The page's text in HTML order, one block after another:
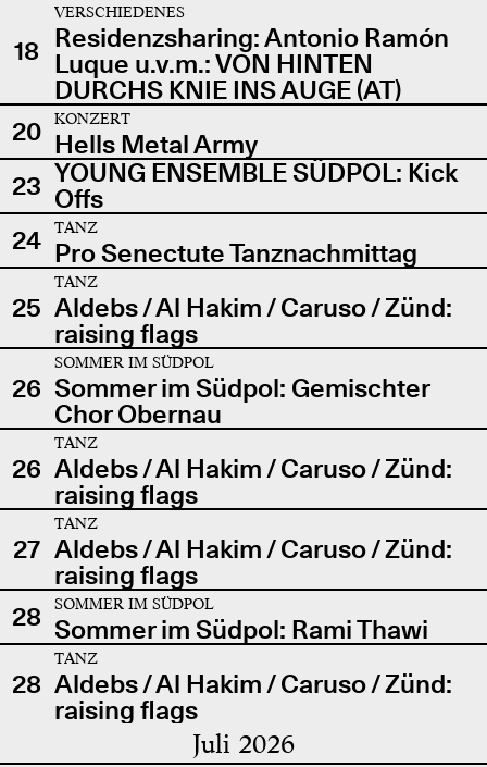
18
VERSCHIEDENES
Residenzsharing: Antonio Ramón
Luque u.v.m.: VON HINTEN
DURCHS KNIE INS AUGE (AT)
20
KONZERT
Hells Metal Army
23 YOUNG ENSEMBLE SÜDPOL: Kick
Offs
24
TANZ
Pro Senectute Tanznachmittag
25
TANZ
Aldebs / Al Hakim / Caruso / Zünd:
raising flags
26
SOMMER IM SÜDPOL
Sommer im Südpol: Gemischter
Chor Obernau
26
TANZ
Aldebs / Al Hakim / Caruso / Zünd:
raising flags
27
TANZ
Aldebs / Al Hakim / Caruso / Zünd:
raising flags
28
SOMMER IM SÜDPOL
Sommer im Südpol: Rami Thawi
28
TANZ
Aldebs / Al Hakim / Caruso / Zünd:
raising flags
Juli 2026